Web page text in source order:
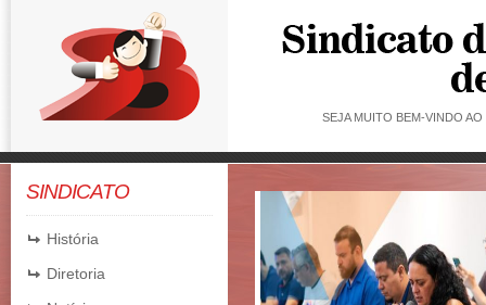
SEJA MUITO BEM-VINDO
SINDICATO
História
Diretoria
Saúde Caixa: Banco
proposta que chega a
mensalidade